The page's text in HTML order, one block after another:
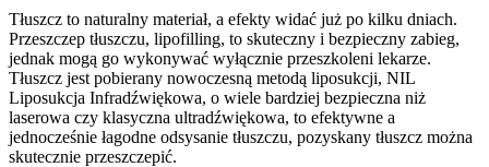
Tłuszcz to naturalny materiał, a efekty widać już po kilku dniach.
Przeszczep tłuszczu, lipofilling, to skuteczny i bezpieczny zabieg,
jednak mogą go wykonywać wyłącznie przeszkoleni lekarze.
Tłuszcz jest pobierany nowoczesną metodą liposukcji, NIL
Liposukcja Infradźwiękowa, o wiele bardziej bezpieczna niż
laserowa czy klasyczna ultradźwiękowa, to efektywne a
jednocześnie łagodne odsysanie tłuszczu, pozyskany tłuszcz można
skutecznie przeszczepić.